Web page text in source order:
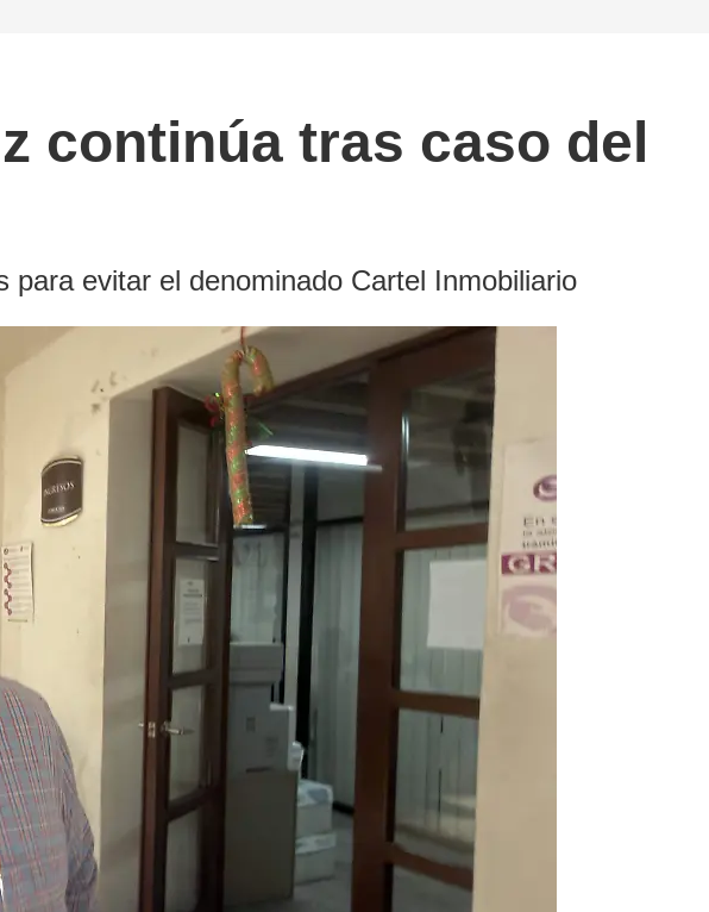
continúa tras caso del
evitar el denominado Cartel Inmobiliario